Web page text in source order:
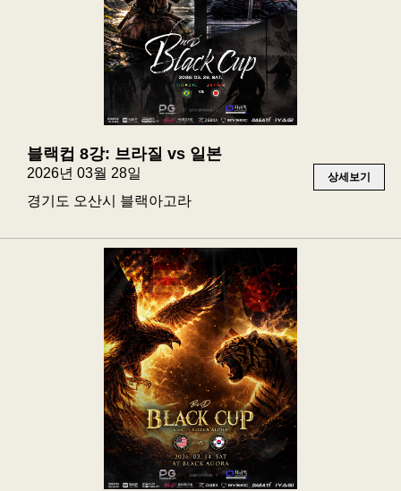
블랙컵 8강: 브라질 vs 일본
2026년 03월 28일
경기도 오산시 블랙아고라
상세보기